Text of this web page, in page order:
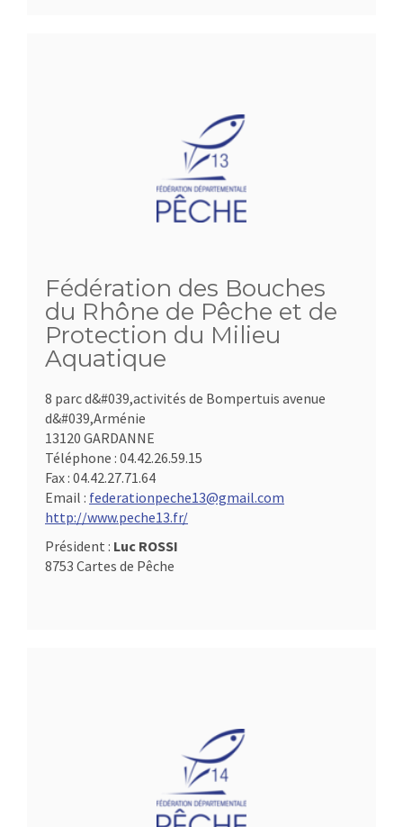
Fédération des Bouches
du Rhône de Pêche et de
Protection du Milieu
Aquatique
8 parc d&#039,activités de Bompertuis avenue
d&#039,Arménie
13120 GARDANNE
Téléphone : 04.42.26.59.15
Fax : 04.42.27.71.64
Email : federationpeche13@gmail.com
http://www.peche13.fr/
Président : Luc ROSSI
8753 Cartes de Pêche